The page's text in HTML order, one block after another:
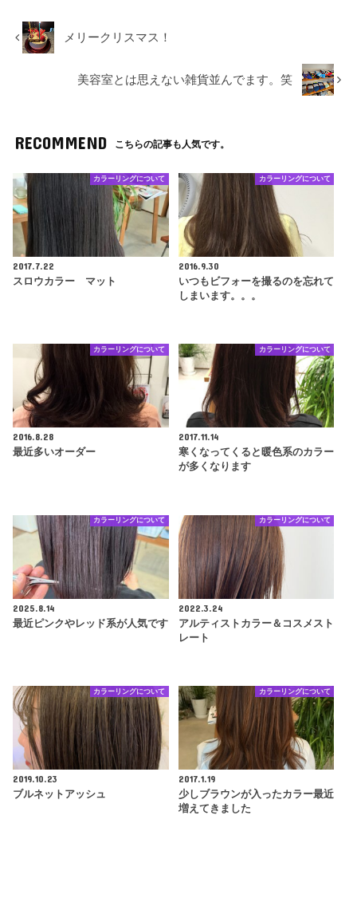
メリークリスマス！
美容室とは思えない雑貨並んでます。笑
RECOMMEND こちらの記事も人気です。
カラーリングについて
2017.7.22
スロウカラー マット
カラーリングについて
2016.9.30
いつもビフォーを撮るのを忘れて
しまいます。。。
カラーリングについて
2016.8.28
最近多いオーダー
カラーリングについて
2017.11.14
寒くなってくると暖色系のカラー
が多くなります
カラーリングについて
2025.8.14
最近ピンクやレッド系が人気です
カラーリングについて
2022.3.24
アルティストカラー＆コスメスト
レート
カラーリングについて
2019.10.23
ブルネットアッシュ
カラーリングについて
2017.1.19
少しブラウンが入ったカラー最近
増えてきました